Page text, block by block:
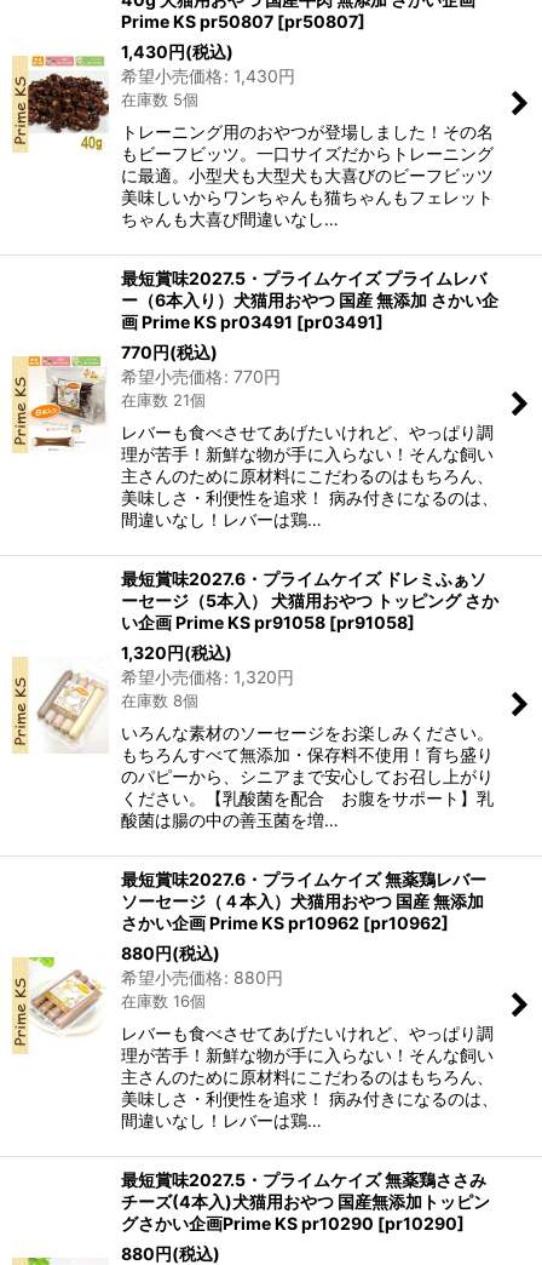
Prime KS pr50807 [pr50807]
1,430円(税込)
希望小売価格: 1,430円
在庫数 5個
トレーニング用のおやつが登場しました！その名
もビーフビッツ。一口サイズだからトレーニング
に最適。小型犬も大型犬も大喜びのビーフビッツ
美味しいからワンちゃんも猫ちゃんもフェレット
ちゃんも大喜び間違いなし…
最短賞味2027.5・プライムケイズ プライムレバ
ー（6本入り）犬猫用おやつ 国産 無添加 さかい企
画 Prime KS pr03491 [pr03491]
770円(税込)
希望小売価格: 770円
在庫数 21個
レバーも食べさせてあげたいけれど、やっぱり調
理が苦手！新鮮な物が手に入らない！そんな飼い
主さんのために原材料にこだわるのはもちろん、
美味しさ・利便性を追求！ 病み付きになるのは、
間違いなし！レバーは鶏…
最短賞味2027.6・プライムケイズ ドレミふぁソ
ーセージ（5本入） 犬猫用おやつ トッピング さか
い企画 Prime KS pr91058 [pr91058]
1,320円(税込)
希望小売価格: 1,320円
在庫数 8個
いろんな素材のソーセージをお楽しみください。
もちろんすべて無添加・保存料不使用！育ち盛り
のパピーから、シニアまで安心してお召し上がり
ください。【乳酸菌を配合 お腹をサポート】乳
酸菌は腸の中の善玉菌を増…
最短賞味2027.6・プライムケイズ 無薬鶏レバー
ソーセージ（４本入）犬猫用おやつ 国産 無添加
さかい企画 Prime KS pr10962 [pr10962]
880円(税込)
希望小売価格: 880円
在庫数 16個
レバーも食べさせてあげたいけれど、やっぱり調
理が苦手！新鮮な物が手に入らない！そんな飼い
主さんのために原材料にこだわるのはもちろん、
美味しさ・利便性を追求！ 病み付きになるのは、
間違いなし！レバーは鶏…
最短賞味2027.5・プライムケイズ 無薬鶏ささみ
チーズ(4本入)犬猫用おやつ 国産無添加トッピン
グさかい企画Prime KS pr10290 [pr10290]
880円(税込)